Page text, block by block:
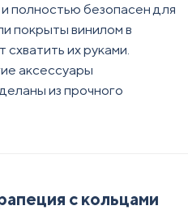
полностью безопасен для
покрыты винилом в
их руками.
аксессуары
из прочного
с кольцами